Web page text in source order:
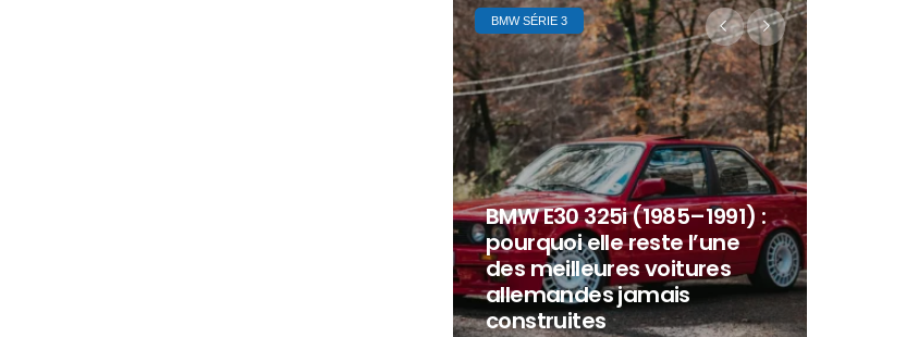
BMW SÉRIE 3
BMW E30 325i (1985–1991) :
pourquoi elle reste l’une
des meilleures voitures
allemandes jamais
construites